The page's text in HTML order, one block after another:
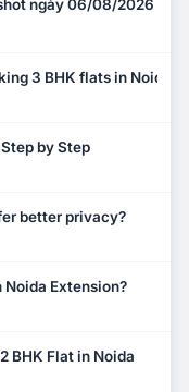
ngày 06/08/2026
3 BHK flats in Noida?
by Step
better privacy?
Noida Extension?
BHK Flat in Noida